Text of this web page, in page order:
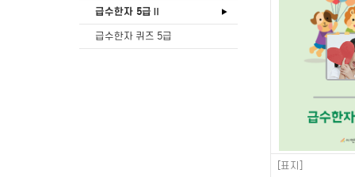
급수한자 5급Ⅱ
급수한자 퀴즈 5급
[표지]